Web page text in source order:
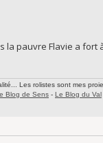
la pauvre Flavie a
Les rolistes sont mes
Blog de Sens - Le Blog du Val